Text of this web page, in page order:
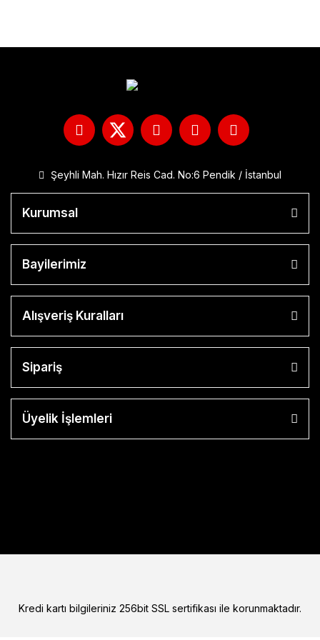
Şeyhli Mah. Hızır Reis Cad. No:6 Pendik / İstanbul
Kurumsal
Bayilerimiz
Alışveriş Kuralları
Sipariş
Üyelik İşlemleri
Kredi kartı bilgileriniz 256bit SSL sertifikası ile korunmaktadır.